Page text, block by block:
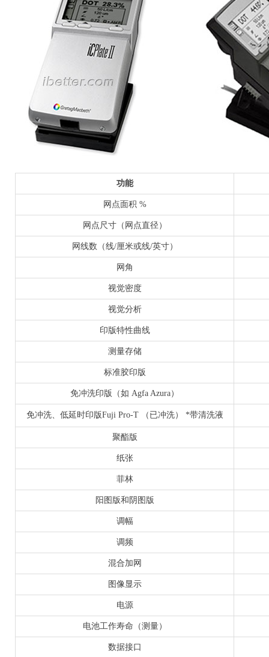
功能
网点面积 %
网点尺寸（网点直径）
网线数（线/厘米或线/英寸）
网角
视觉密度
视觉分析
印版特性曲线
测量存储
标准胶印版
免冲洗印版（如 Agfa Azura）
免冲洗、低延时印版Fuji Pro-T （已冲洗） *带清洗液
聚酯版
纸张
菲林
阳图版和阴图版
调幅
调频
混合加网
图像显示
电源
电池工作寿命（测量）
数据接口